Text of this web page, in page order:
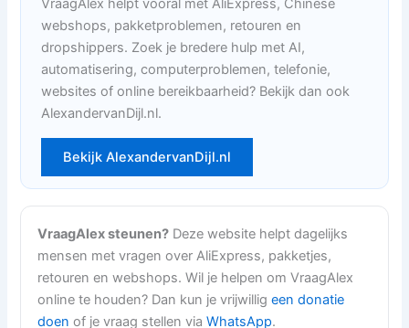
VraagAlex helpt vooral met AliExpress, Chinese
webshops, pakketproblemen, retouren en
dropshippers. Zoek je bredere hulp met AI,
automatisering, computerproblemen, telefonie,
websites of online bereikbaarheid? Bekijk dan ook
AlexandervanDijl.nl.
Bekijk AlexandervanDijl.nl
VraagAlex steunen? Deze website helpt dagelijks
mensen met vragen over AliExpress, pakketjes,
retouren en webshops. Wil je helpen om VraagAlex
online te houden? Dan kun je vrijwilligeen donatie
doen of je vraag stellen viaWhatsApp.